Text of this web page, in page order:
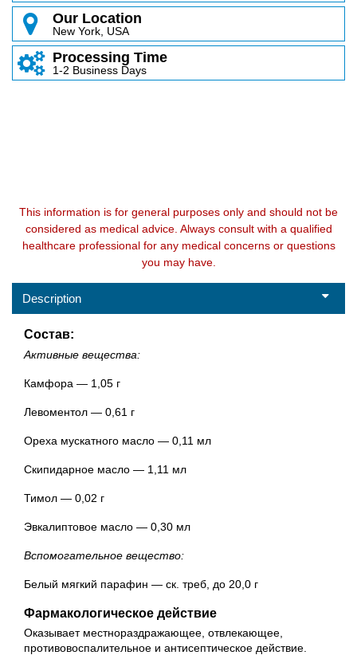
Our Location
New York, USA
Processing Time
1-2 Business Days
This information is for general purposes only and should not be
considered as medical advice. Always consult with a qualified
healthcare professional for any medical concerns or questions
you may have.
Description
Состав:
Активные вещества:
Камфора — 1,05 г
Левоментол — 0,61 г
Ореха мускатного масло — 0,11 мл
Скипидарное масло — 1,11 мл
Тимол — 0,02 г
Эвкалиптовое масло — 0,30 мл
Вспомогательное вещество:
Белый мягкий парафин — ск. треб, до 20,0 г
Фармакологическое действие
Оказывает местнораздражающее, отвлекающее,
противовоспалительное и антисептическое действие.